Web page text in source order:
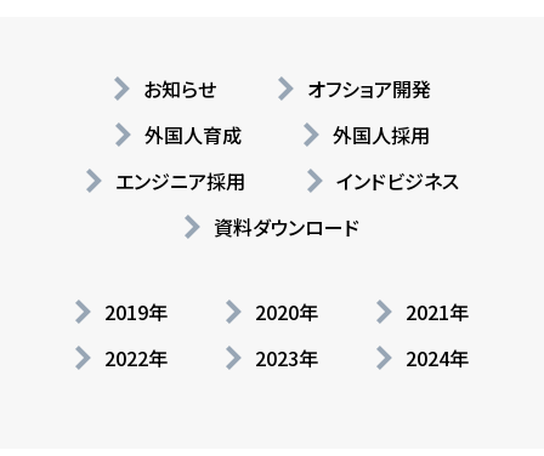
お知らせ
オフショア開発
外国人育成
外国人採用
エンジニア採用
インドビジネス
資料ダウンロード
2019年 2020年
2021年
2022年
2023年 2024年